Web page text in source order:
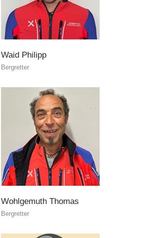
Waid Philipp
Bergretter
Wohlgemuth Thomas
Bergretter